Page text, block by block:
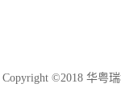
Copyright ©2018 华粤